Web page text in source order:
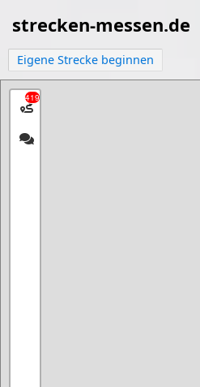
strecken-messen.de
Eigene Strecke beginnen
419